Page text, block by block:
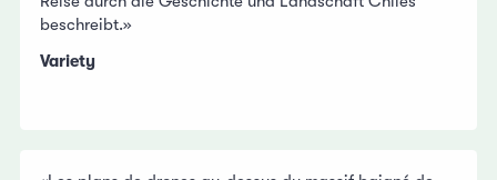
beschreibt.»
Variety